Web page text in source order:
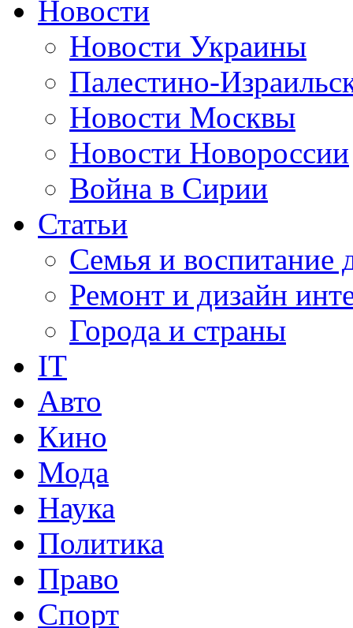
Новости
Новости Украины
Палестино-
Новости Москвы
Новости Новороссии
Война в Сирии
Статьи
Семья и воспитание
Ремонт и дизайн
Города и страны
IT
Авто
Кино
Мода
Наука
Политика
Право
Спорт